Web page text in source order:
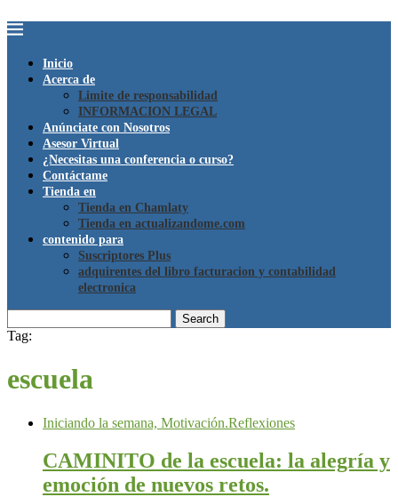
Inicio
Acerca de
Limite de responsabilidad
INFORMACION LEGAL
Anúnciate con Nosotros
Asesor Virtual
¿Necesitas una conferencia o curso?
Contáctame
Tienda en
Tienda en Chamlaty
Tienda en actualizandome.com
contenido para
Suscriptores Plus
adquirentes del libro facturacion y contabilidad
electronica
Search
Tag:
escuela
Iniciando la semana, Motivación.Reflexiones
CAMINITO de la escuela: la alegría y
emoción de nuevos retos.